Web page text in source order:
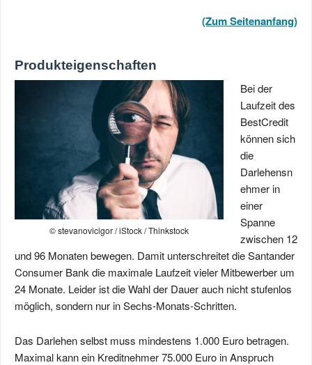
(Zum Seitenanfang)
Produkteigenschaften
© stevanovicigor / iStock / Thinkstock
Bei der
Laufzeit des
BestCredit
können sich
die
Darlehensn
ehmer in
einer
Spanne
zwischen 12
und 96 Monaten bewegen. Damit unterschreitet die Santander
Consumer Bank die maximale Laufzeit vieler Mitbewerber um
24 Monate. Leider ist die Wahl der Dauer auch nicht stufenlos
möglich, sondern nur in Sechs-Monats-Schritten.
Das Darlehen selbst muss mindestens 1.000 Euro betragen.
Maximal kann ein Kreditnehmer 75.000 Euro in Anspruch